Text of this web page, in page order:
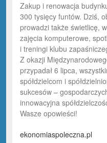
Zakup i renowacja
300 tysięcy funtów. Dziś,
prowadzi także świetlicę,
zajęcia komputerowe,
i treningi klubu
Z okazji
przypadał 6 lipca,
spółdzielcom i
sukcesów –
innowacyjna
Wasze opowieści!
ekonomiaspoleczna.pl